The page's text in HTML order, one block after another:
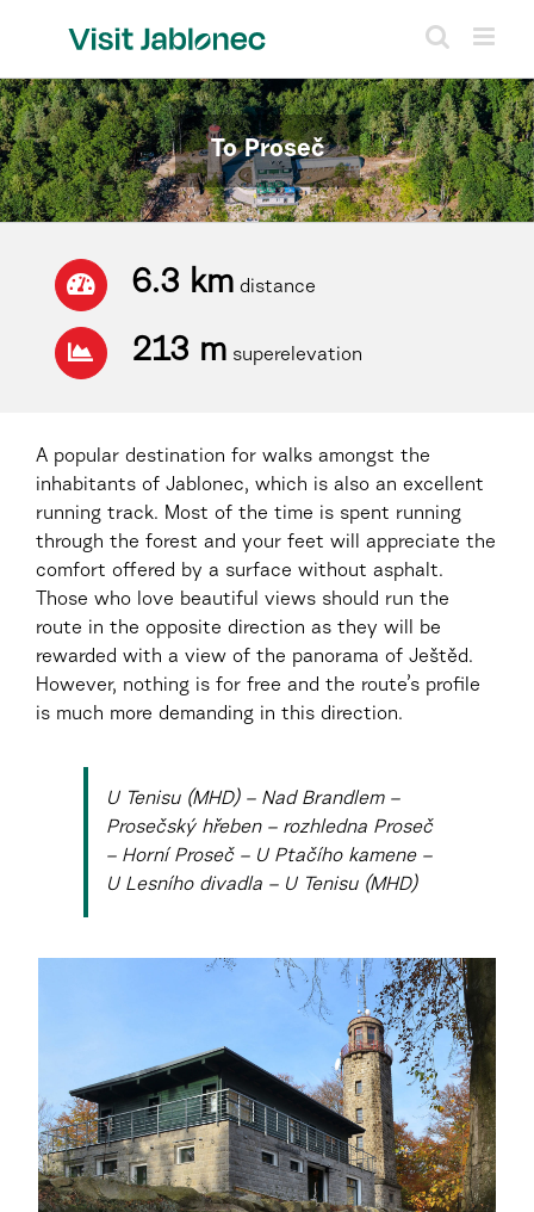
To Proseč
6.3 km distance
213 m superelevation
A popular destination for walks amongst the
inhabitants of Jablonec, which is also an excellent
running track. Most of the time is spent running
through the forest and your feet will appreciate the
comfort offered by a surface without asphalt.
Those who love beautiful views should run the
route in the opposite direction as they will be
rewarded with a view of the panorama of Ještěd.
However, nothing is for free and the route’s profile
is much more demanding in this direction.
U Tenisu (MHD) – Nad Brandlem –
Prosečský hřeben – rozhledna Proseč
– Horní Proseč – U Ptačího kamene –
U Lesního divadla – U Tenisu (MHD)